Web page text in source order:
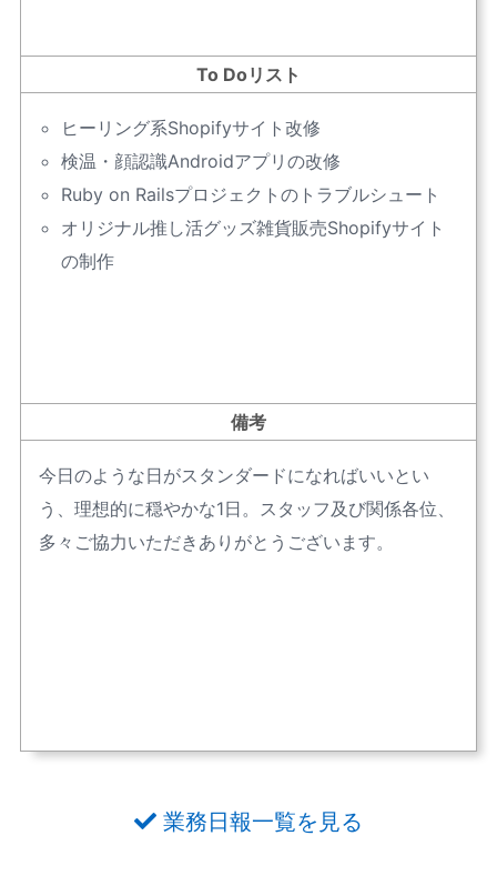
To Doリスト
ヒーリング系Shopifyサイト改修
検温・顔認識Androidアプリの改修
Ruby on Railsプロジェクトのトラブルシュート
オリジナル推し活グッズ雑貨販売Shopifyサイト
の制作
備考
今日のような日がスタンダードになればいいとい
う、理想的に穏やかな1日。スタッフ及び関係各位、
多々ご協力いただきありがとうございます。
業務日報一覧を見る